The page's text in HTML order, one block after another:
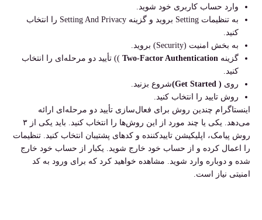
وارد حساب کاربری خود شوید.
به تنظیمات Setting بروید و گزینه Setting And Privacy را انتخاب
کنید.
به بخش امنیت (Security) بروید.
گزینه Two-Factor Authentication )) تأیید دو مرحله‌ای را انتخاب
کنید.
روی ( Get Started)
شروع بزنید.
روش تایید را انتخاب کنید.
اینستاگرام چندین روش برای فعال‌سازی تأیید دو مرحله‌ای ارائه
می‌دهد. یکی یا چند مورد از این روش‌ها را انتخاب کنید. باید یکی از ۳
روش پیامک، اپلیکیشن تاییدکننده و کدهای پشتیبان انتخاب کنید. تنظیمات
را اعمال کرده و از حساب خود خارج شوید. یکبار از حساب خود خارج
شده و دوباره وارد شوید. مشاهده خواهید کرد که برای ورود به کد
امنیتی نیاز است.